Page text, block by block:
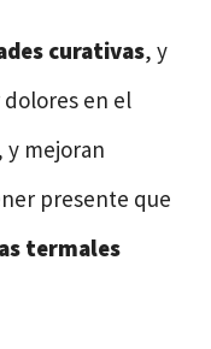
curativas, y
en el
mejoran
presente que
termales